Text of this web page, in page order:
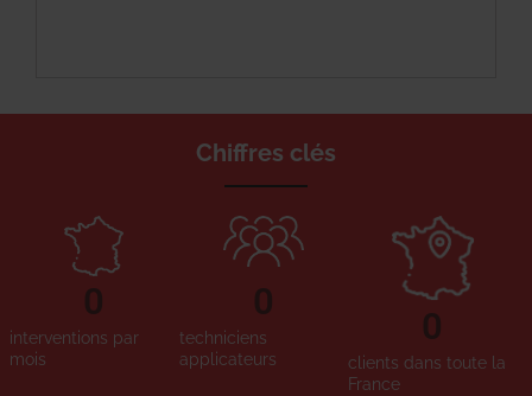
Chiffres clés
interventions par
mois
0
techniciens
applicateurs
0
clients dans toute la
France
0